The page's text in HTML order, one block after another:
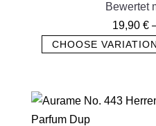
Bewertet
19,90€
CHOOSE VARIATION